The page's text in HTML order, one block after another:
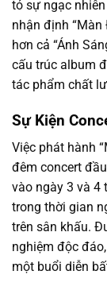
tỏ sự ngạc
nhận định
hơn cả “Ánh
cấu trúc album
tác phẩm chất
Sự Kiện
Việc phát hành
đêm concert
vào ngày 3 và 4
trong thời gian
trên sân khấu.
nghiệm độc
một buổi diễn